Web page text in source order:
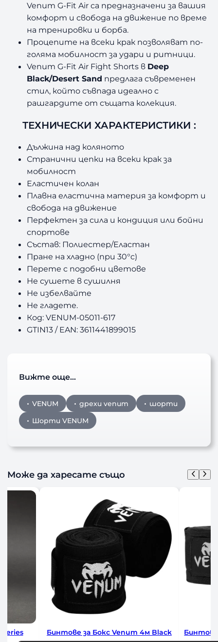
Venum G-Fit Air са предназначени за вашия
комфорт и свобода на движение по време
на тренировки и борба.
Процепите на всеки крак позволяват по-
голяма мобилност за удари и ритници.
Venum G-Fit Air Fight Shorts в Deep
Black/Desert Sand предлага съвременен
стил, който съвпада идеално с
рашгардите от същата колекция.
ТЕХНИЧЕСКИ ХАРАКТЕРИСТИКИ :
Дължина над коляното
Странични цепки на всеки крак за
мобилност
Еластичен колан
Плавна еластична материя за комфорт и
свобода на движение
Перфектен за сила и кондиция или бойни
спортове
Състав: Полиестер/Еластан
Пране на хладно (при 30°c)
Перете с подобни цветове
Не сушете в сушилня
Не избелвайте
Не гладете.
Код: VENUM-05011-617
GTIN13 / EAN: 3611441899015
Вижте още…
VENUM дрехи venum
шорти
Шорти VENUM
Може да харесате също
за Бокс Venum 4м Black Бинтове за Бокс Venum